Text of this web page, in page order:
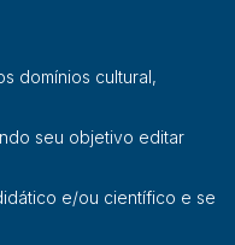
domínios cultural,
seu objetivo editar
e/ou científico e se